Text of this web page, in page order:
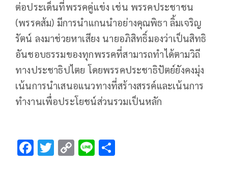
ต่อประเด็นที่พรรคคู่แข่ง เช่น พรรคประชาชน
(พรรคส้ม) มีการนำแกนนำอย่างคุณพิธา ลิ้มเจริญ
รัตน์ ลงมาช่วยหาเสียง นายอภิสิทธิ์มองว่าเป็นสิทธิ
อันชอบธรรมของทุกพรรคที่สามารถทำได้ตามวิถี
ทางประชาธิปไตย โดยพรรคประชาธิปัตย์ยังคงมุ่ง
เน้นการนำเสนอแนวทางที่สร้างสรรค์และเน้นการ
ทำงานเพื่อประโยชน์ส่วนรวมเป็นหลัก
F T C Li